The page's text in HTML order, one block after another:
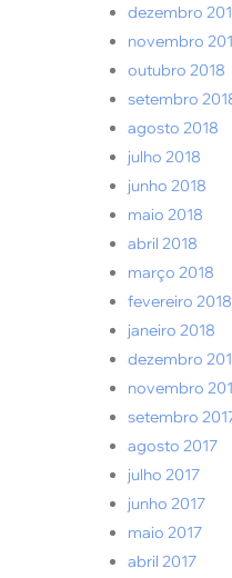
dezembro
novembro
outubro 2018
setembro
agosto 2018
julho 2018
junho 2018
maio 2018
abril 2018
março 2018
fevereiro 2018
janeiro 2018
dezembro
novembro
setembro
agosto 2017
julho 2017
junho 2017
maio 2017
abril 2017